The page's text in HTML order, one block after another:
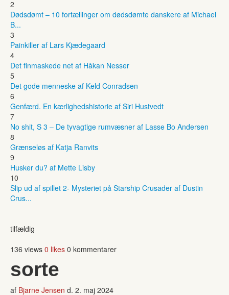
2
Dødsdømt – 10 fortællinger om dødsdømte danskere af Michael
B...
3
Painkiller af Lars Kjædegaard
4
Det finmaskede net af Håkan Nesser
5
Det gode menneske af Keld Conradsen
6
Genfærd. En kærlighedshistorie af Siri Hustvedt
7
No shit, S 3 – De tyvagtige rumvæsner af Lasse Bo Andersen
8
Grænseløs af Katja Ranvits
9
Husker du? af Mette Lisby
10
Slip ud af spillet 2- Mysteriet på Starship Crusader af Dustin
Crus...
tilfældig
136 views 0 likes 0 kommentarer
sorte
af Bjarne Jensen d. 2. maj 2024